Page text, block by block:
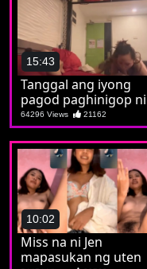
15:43
Tanggal ang iyong
pagod paghinigop ni
jowa ang iyong tamod
64296 Views 21162
10:02
Miss na ni Jen
mapasukan ng uten